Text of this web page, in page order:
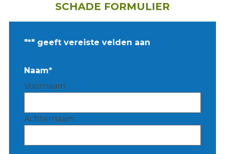
SCHADE FORMULIER
"*" geeft vereiste velden aan
Naam*
Voornaam
Achternaam